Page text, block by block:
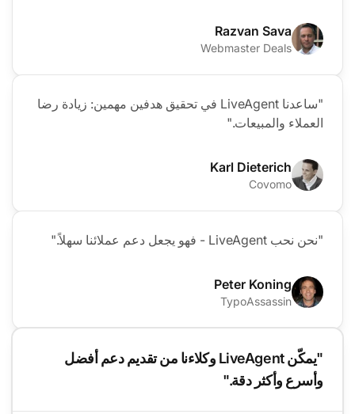
Razvan Sava
Webmaster Deals
"ساعدنا LiveAgent في تحقيق هدفين مهمين: زيادة رضا
العملاء والمبيعات."
Karl Dieterich
Covomo
"نحن نحب LiveAgent - فهو يجعل دعم عملائنا سهلاً."
Peter Koning
TypoAssassin
"يمكّن LiveAgent وكلاءنا من تقديم دعم أفضل
وأسرع وأكثر دقة."